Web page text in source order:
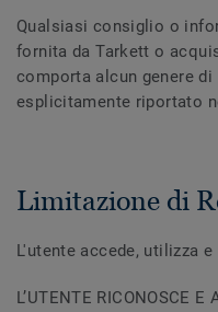
Qualsiasi consiglio o
fornita da Tarkett o
comporta alcun genere
esplicitamente riportato
Limitazione di
L'utente accede, utilizza
L’UTENTE RICONOSCE